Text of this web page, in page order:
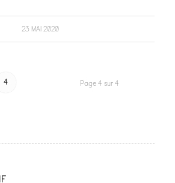
23 MAI 2020
Page 4 sur 4
4